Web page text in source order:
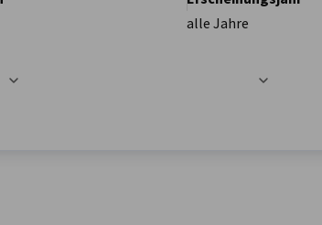
alle Jahre